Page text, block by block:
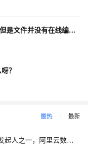
我用python去实现 上传钉钉群的文件， 但是文件并没有在线编辑的功能？
？
最热 最新
【大咖问答】对话PostgreSQL 中国社区发起人之一，阿里云数据库高级专家 德哥